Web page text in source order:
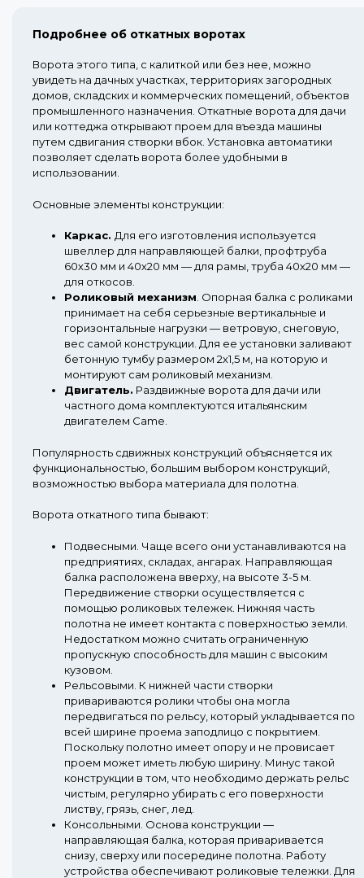
Подробнее об откатных воротах
Ворота этого типа, с калиткой или без нее, можно
увидеть на дачных участках, территориях загородных
домов, складских и коммерческих помещений, объектов
промышленного назначения. Откатные ворота для дачи
или коттеджа открывают проем для въезда машины
путем сдвигания створки вбок. Установка автоматики
позволяет сделать ворота более удобными в
использовании.
Основные элементы конструкции:
Каркас. Для его изготовления используется
швеллер для направляющей балки, профтруба
60х30 мм и 40х20 мм — для рамы, труба 40х20 мм —
для откосов.
Роликовый механизм Опорная балка с роликами
принимает на себя серьезные вертикальные и
горизонтальные нагрузки — ветровую, снеговую,
вес самой конструкции. Для ее установки заливают
бетонную тумбу размером 2х1,5 м, на которую и
монтируют сам роликовый механизм.
Двигатель. Раздвижные ворота для дачи или
частного дома комплектуются итальянским
двигателем Came.
Популярность сдвижных конструкций объясняется их
функциональностью, большим выбором конструкций,
возможностью выбора материала для полотна.
Ворота откатного типа бывают:
Подвесными. Чаще всего они устанавливаются на
предприятиях, складах, ангарах. Направляющая
балка расположена вверху, на высоте 3-5 м.
Передвижение створки осуществляется с
помощью роликовых тележек. Нижняя часть
полотна не имеет контакта с поверхностью земли.
Недостатком можно считать ограниченную
пропускную способность для машин с высоким
кузовом.
Рельсовыми. К нижней части створки
привариваются ролики чтобы она могла
передвигаться по рельсу, который укладывается по
всей ширине проема заподлицо с покрытием.
Поскольку полотно имеет опору и не провисает
проем может иметь любую ширину. Минус такой
конструкции в том, что необходимо держать рельс
чистым, регулярно убирать с его поверхности
листву, грязь, снег, лед.
Консольными. Основа конструкции —
направляющая балка, которая приваривается
снизу, сверху или посередине полотна. Работу
устройства обеспечивают роликовые тележки. Для